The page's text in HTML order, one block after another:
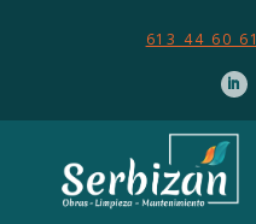
613 44 60 61